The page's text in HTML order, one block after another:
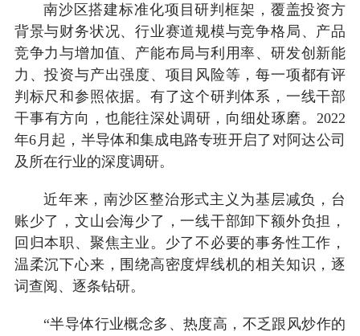
南沙区搭建标准化项目研判框架，覆盖投资方
背景与财务状况、行业赛道规模与竞争格局、产品
竞争力与增加值、产能布局与利用率、研发创新能
力、投资与产出强度、项目风险等，每一项都有评
判标尺和参照依据。有了这个研判体系，一线干部
干事有方向，也能往深处调研，向细处琢磨。2022
年6月起，半导体和集成电路专班开启了对阿达公司
及所在行业的深度调研。
近年来，南沙区整治形式主义为基层减负，台
账少了，文山会海少了，一线干部卸下额外负担，
回归本职、聚焦主业。少了不必要的事务性工作，
温柔沉下心来，围绕高密度焊线机的相关知识，逐
词查阅、逐条钻研。
“半导体行业概念多、热度高，不乏跟风炒作的